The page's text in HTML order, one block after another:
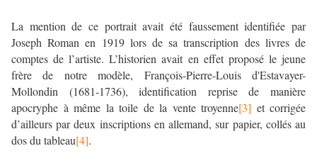
La mention de ce portrait avait été faussement identifiée par
Joseph Roman en 1919 lors de sa transcription des livres de
comptes de l’artiste. L’historien avait en effet proposé le jeune
frère de notre modèle, François-Pierre-Louis d'Estavayer-
Mollondin (1681-1736), identification reprise de manière
apocryphe à même la toile de la vente troyenne[3] et corrigée
d’ailleurs par deux inscriptions en allemand, sur papier, collés au
dos du tableau[4].